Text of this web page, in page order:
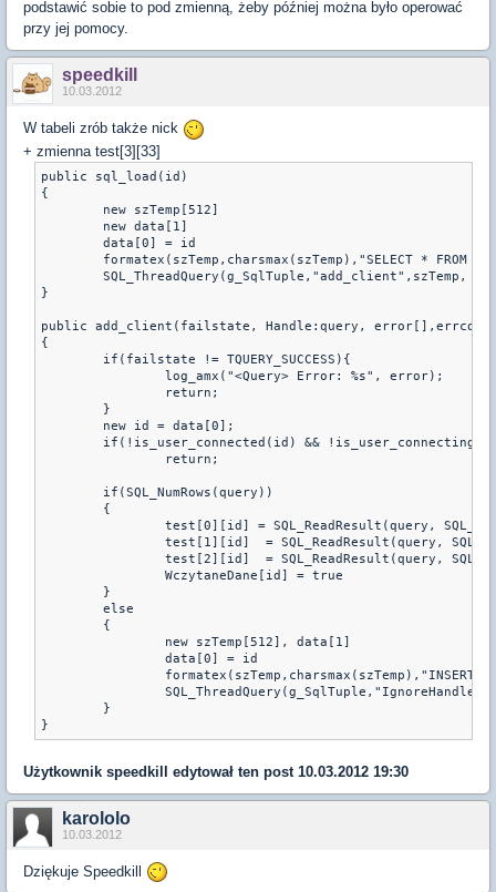
podstawić sobie to pod zmienną, żeby później można było operować
przy jej pomocy.
speedkill
10.03.2012
W tabeli zrób także nick
+ zmienna test[3][33]
public sql_load(id)
{
}
public add_client(failstate, Handle:query,
{
}
Użytkownik speedkill edytował ten post 10.03.2012 19:30
karololo
10.03.2012
Dziękuje Speedkill